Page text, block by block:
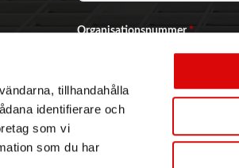
tillhandahålla
identifierare och
som vi
som du har
Organisationsnummer*
Ja, jag vill prenumerera